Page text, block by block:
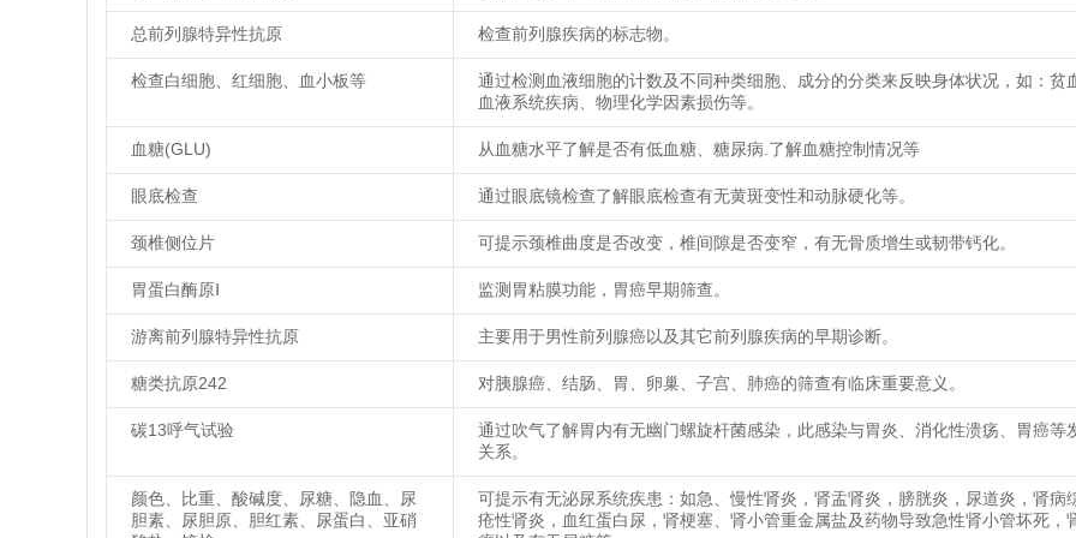
总前列腺特异性抗原 检查前列腺疾病的标志物。
检查白细胞、红细胞、血小板等
通过检测血液细胞的计数及不同种类细胞、成分的分类来反映身体状况，如：贫
血液系统疾病、物理化学因素损伤等。
血糖(GLU) 从血糖水平了解是否有低血糖、糖尿病.了解血糖控制情况等
眼底检查 通过眼底镜检查了解眼底检查有无黄斑变性和动脉硬化等。
颈椎侧位片 可提示颈椎曲度是否改变，椎间隙是否变窄，有无骨质增生或韧带钙化。
胃蛋白酶原Ⅰ 监测胃粘膜功能，胃癌早期筛查。
游离前列腺特异性抗原 主要用于男性前列腺癌以及其它前列腺疾病的早期诊断。
糖类抗原242 对胰腺癌、结肠、胃、卵巢、子宫、肺癌的筛查有临床重要意义。
碳13呼气试验
通过吹气了解胃内有无幽门螺旋杆菌感染，此感染与胃炎、消化性溃疡、胃癌等
关系。
颜色、比重、酸碱度、尿糖、隐血、尿
胆素、尿胆原、胆红素、尿蛋白、亚硝
可提示有无泌尿系统疾患：如急、慢性肾炎，肾盂肾炎，膀胱炎，尿道炎，肾病
疮性肾炎，血红蛋白尿，肾梗塞、肾小管重金属盐及药物导致急性肾小管坏死，